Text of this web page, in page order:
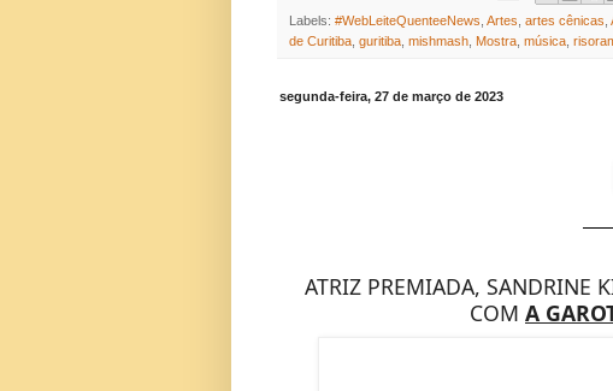
Labels: #WebLeiteQuenteeNews Artes artes cênicas
de Curitiba guritiba mishmash Mostra música
segunda-feira, 27 de março de 2023
ATRIZ PREMIADA, SANDRINE
COM A